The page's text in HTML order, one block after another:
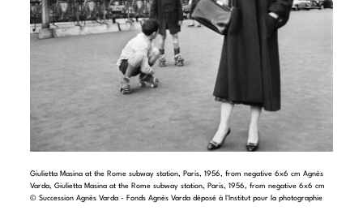
Giulietta Masina at the Rome subway station, Paris, 1956, from negative 6x6 cm Agnès
Varda, Giulietta Masina at the Rome subway station, Paris, 1956, from negative 6x6 cm
© Succession Agnès Varda - Fonds Agnès Varda déposé à l'Institut pour la photographie